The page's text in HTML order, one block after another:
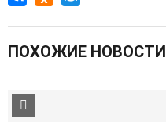
ПОХОЖИЕ НОВОСТИ